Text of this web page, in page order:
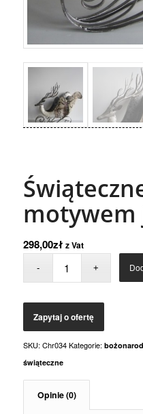
motywem
298,00zł z Vat
SKU: Chr034 Kategorie:
świąteczne
Opinie (0)